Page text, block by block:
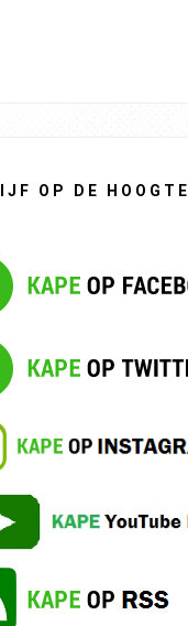
OP DE HOOGTE